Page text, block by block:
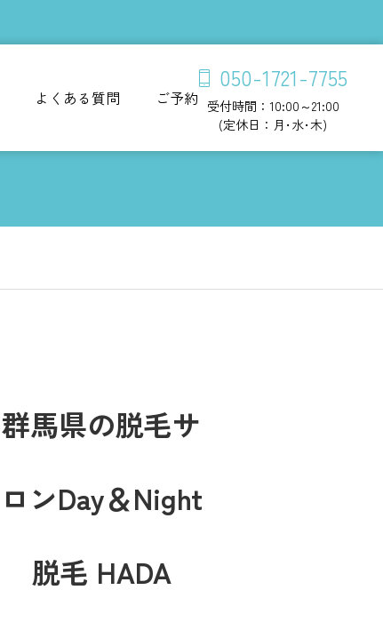
よくある質問 ご予約
050-1721-7755
受付時間：10:00～21:00
(定休日：月･水･木)
群馬県の脱毛サ
ロンDay＆Night
脱毛 HADA